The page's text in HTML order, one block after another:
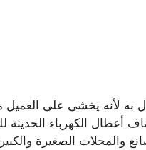
به لأنه يخشى على
أعطال الكهرباء الحديثة
والمحلات الصغيرة